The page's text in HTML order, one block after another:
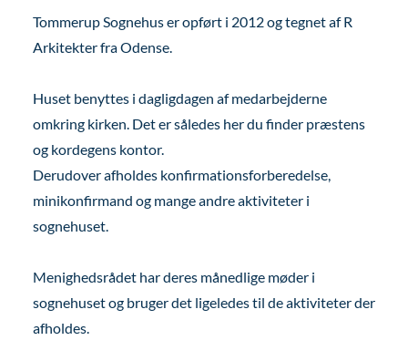
Tommerup Sognehus er opført i 2012 og tegnet af R
Arkitekter fra Odense.
Huset benyttes i dagligdagen af medarbejderne
omkring kirken. Det er således her du finder præstens
og kordegens kontor.
Derudover afholdes konfirmationsforberedelse,
minikonfirmand og mange andre aktiviteter i
sognehuset.
Menighedsrådet har deres månedlige møder i
sognehuset og bruger det ligeledes til de aktiviteter der
afholdes.